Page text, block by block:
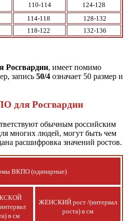
110-114
124-128
114-118
128-132
118-122 132-136
Росгвардии, имеет помимо
запись 50/4 означает 50 размер и
для Росгвардии
обычным российским
многих людей, могут быть чем
расшифровка значений ростов.
ВКПО (одинарные)
в см
ЖЕНСКИЙ рост /(интервал
роста) в см